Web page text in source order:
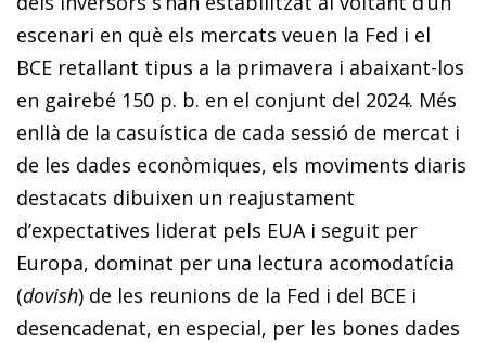
escenari en què els mercats veuen la Fed i el
BCE retallant tipus a la primavera i abaixant-los
en gairebé 150 p. b. en el conjunt del 2024. Més
enllà de la casuística de cada sessió de mercat i
de les dades econòmiques, els moviments diaris
destacats dibuixen un reajustament
d’expectatives liderat pels EUA i seguit per
Europa, dominat per una lectura acomodatícia
(dovish) de les reunions de la Fed i del BCE i
desencadenat, en especial, per les bones dades